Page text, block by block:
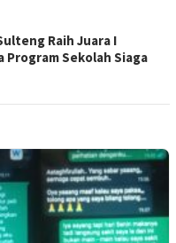
Raih Juara I
Program Sekolah Siaga